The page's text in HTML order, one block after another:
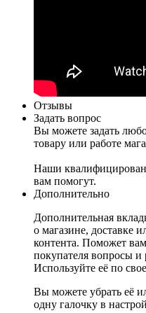
Отзывы
Задать вопрос
Вы можете задать
товару или работе
Наши
вам помогут.
Дополнительно
Дополнительная
о магазине, доставке
контента. Поможет
покупателя вопросы и
Используйте её по
Вы можете убрать её
одну галочку в